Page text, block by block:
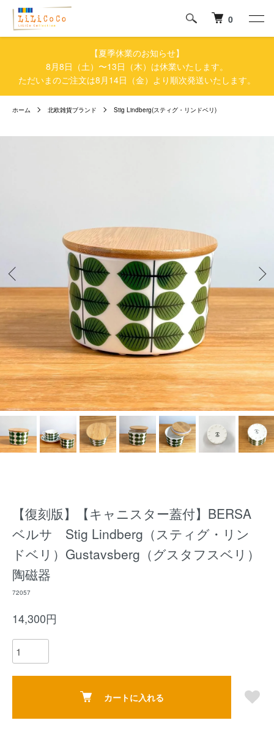
0
【夏季休業のお知らせ】
8月8日（土）〜13日（木）は休業いたします。
ただいまのご注文は8月14日（金）より順次発送いたします。
ホーム 北欧雑貨ブランド Stig Lindberg(スティグ・リンドベリ)
【復刻版】【キャニスター蓋付】BERSA
ベルサ Stig Lindberg（スティグ・リン
ドベリ）Gustavsberg（グスタフスベリ）
陶磁器
72057
14,300円
カートに入れる